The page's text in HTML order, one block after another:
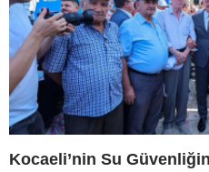
Kocaeli’nin Su